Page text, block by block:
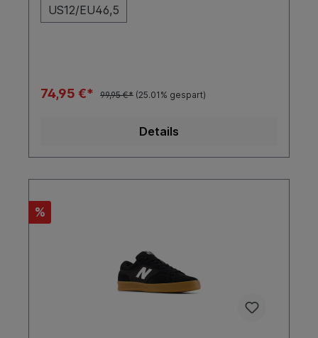
US12/EU46,5
74,95 €* 99,95 €* (25.01% gespart)
Details
%